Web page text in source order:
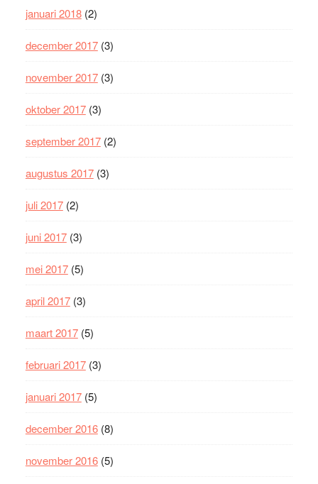
januari 2018(2)
december 2017(3)
november 2017(3)
oktober 2017(3)
september 2017(2)
augustus 2017(3)
juli 2017(2)
juni 2017(3)
mei 2017(5)
april 2017(3)
maart 2017(5)
februari 2017(3)
januari 2017(5)
december 2016(8)
november 2016(5)